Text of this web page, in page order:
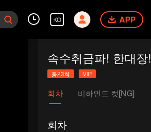
KO APP
속수취금파! 한대장!
총23회 VIP
회차 비하인드 컷[NG]
회차